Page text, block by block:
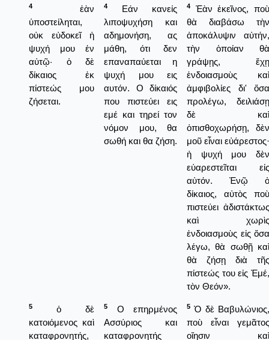
4
ἐὰν
ὑποστείληται,
οὐκ εὐδοκεῖ ἡ
ψυχή μου ἐν
αὐτῷ· ὁ δὲ
δίκαιος ἐκ
πίστεώς μου
ζήσεται.
4
Εάν κανείς
λιποψυχήση και
αδημονήση, ας
μάθη, ότι δεν
επαναπαύεται η
ψυχή μου εις
αυτόν. Ο δίκαιός
που πιστεύει εις
εμέ και τηρεί τον
νόμον μου, θα
σωθή και θα ζήση.
4
Ἐὰν ἐκεῖνος, ποὺ
θὰ διαβάσω τὴν
ἀποκάλυψιν αὐτήν,
τὴν ὁποίαν θὰ
γράψῃς, ἔχῃ
ἐνδοιασμοὺς καὶ
ἀμφιβολίες δι' ὅσα
προλέγω, δειλιάσῃ
δὲ καὶ
ὀπισθοχωρήσῃ, δὲν
μοῦ εἶναι εὐάρεστος·
ἡ ψυχή μου δὲν
εὐαρεστεῖται εἰς
αὐτόν. Ἐνῷ ὁ
δίκαιος, αὐτὸς ποὺ
πιστεύει ἀδιστάκτως
καὶ χωρὶς
ἐνδοιασμοὺς εἰς ὅσα
λέγω, θὰ σωθῇ καὶ
θὰ ζήσῃ διὰ τῆς
πίστεώς του εἰς Ἐμέ,
τὸν Θεόν».
5
ὁ δὲ
κατοιόμενος καὶ
καταφρονητής,
5
Ο επηρμένος
Ασσύριος και
καταφρονητής
5 Ὁ δὲ Βαβυλώνιος,
ποὺ εἶναι γεμᾶτος
οἴησιν καὶ